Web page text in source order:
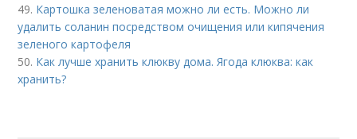
49. Картошка зеленоватая можно ли есть. Можно ли
удалить соланин посредством очищения или кипячения
зеленого картофеля
50. Как лучше хранить клюкву дома. Ягода клюква: как
хранить?